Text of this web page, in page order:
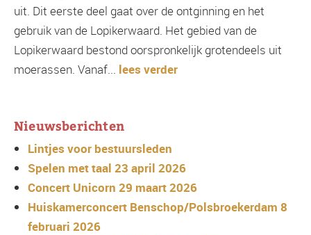
Nieuwsberichten
Lintjes voor bestuursleden
Spelen met taal 23 april 2026
Concert Unicorn 29 maart 2026
Huiskamerconcert Benschop/Polsbroekerdam 8
februari 2026
uit. Dit eerste deel gaat over de ontginning en het
gebruik van de Lopikerwaard. Het gebied van de
Lopikerwaard bestond oorspronkelijk grotendeels uit
moerassen. Vanaf... lees verder